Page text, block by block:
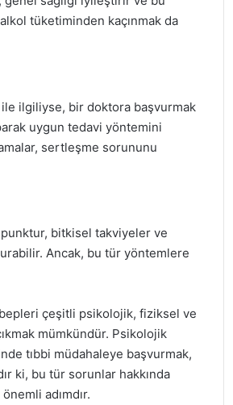
tüketiminden kaçınmak da
ilgiliyse, bir doktora başvurmak
uygun tedavi yöntemini
sertleşme sorununu
bitkisel takviyeler ve
Ancak, bu tür yöntemlere
çeşitli psikolojik, fiziksel ve
mümkündür. Psikolojik
tıbbi müdahaleye başvurmak,
ki, bu tür sorunlar hakkında
adımdır.